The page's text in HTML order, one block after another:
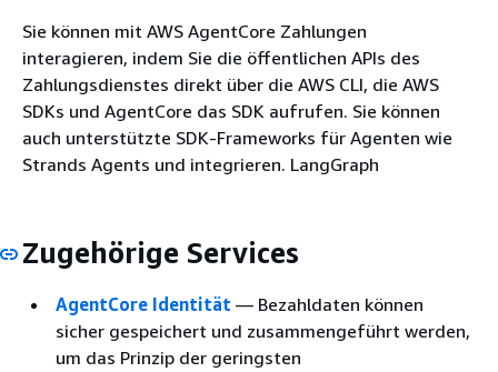
Sie können mit AWS AgentCore Zahlungen
interagieren, indem Sie die öffentlichen APIs des
Zahlungsdienstes direkt über die AWS CLI, die AWS
SDKs und AgentCore das SDK aufrufen. Sie können
auch unterstützte SDK-Frameworks für Agenten wie
Strands Agents und integrieren. LangGraph
Zugehörige Services
AgentCore Identität — Bezahldaten können
sicher gespeichert und zusammengeführt werden,
um das Prinzip der geringsten